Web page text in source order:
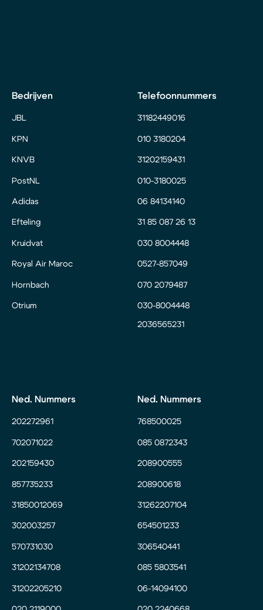
Bedrijven
JBL
KPN
KNVB
PostNL
Adidas
Efteling
Kruidvat
Royal Air Maroc
Hornbach
Otrium
Telefoonnummers
31182449016
010 3180204
31202159431
010-3180025
06 84134140
31 85 087 26 13
030 8004448
0527-857049
070 2079487
030-8004448
2036565231
Ned. Nummers
202272961
702071022
202159430
857735233
31850012069
302003257
570731030
31202134708
31202205210
Ned. Nummers
768500025
085 0872343
208900555
208900618
31262207104
654501233
306540441
085 5803541
06-14094100